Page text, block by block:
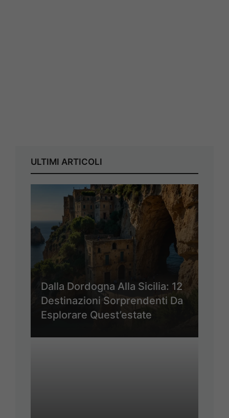
ULTIMI ARTICOLI
Dalla Dordogna Alla Sicilia: 12
Destinazioni Sorprendenti Da
Esplorare Quest’estate